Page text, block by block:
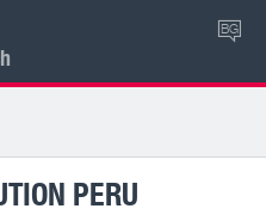
BG
PERU